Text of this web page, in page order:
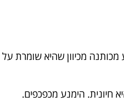
מכותנה מכיוון שהיא שומרת על
חיונית. הימנע מכפכפים.